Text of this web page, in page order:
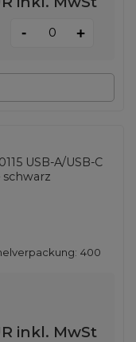
- +
USB-A/USB-C
schwarz
400
inkl. MwSt